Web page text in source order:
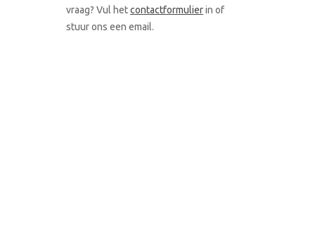
vraag? Vul hetcontactformulierin of
stuur ons een email.